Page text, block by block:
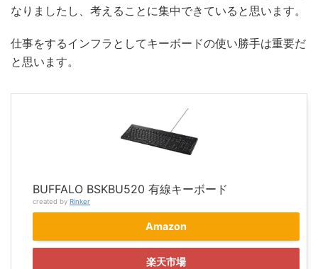
なりましたし、考えることに集中できていると思います。
仕事をするインフラとしてキーボードの使い勝手は重要だ
と思います。
BUFFALO BSKBU520 有線キーボード
created by Rinker
Amazon
楽天市場